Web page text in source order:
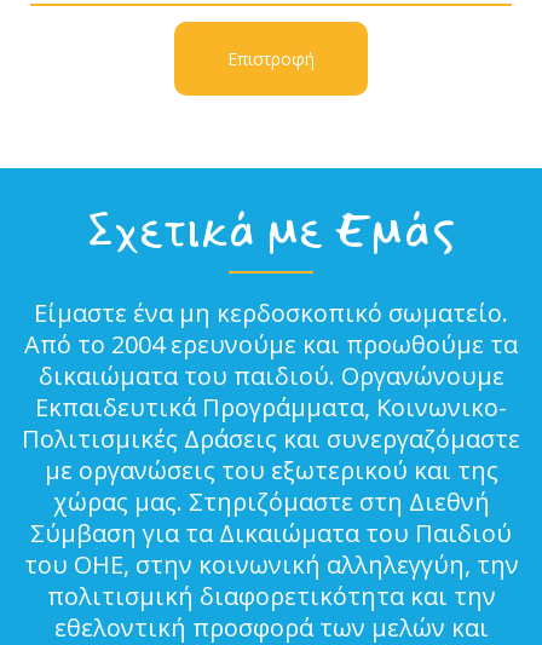
Επιστροφή
Σχετικά με Εμάς
Είμαστε ένα μη κερδοσκοπικό σωματείο.
Από το 2004 ερευνούμε και προωθούμε τα
δικαιώματα του παιδιού. Οργανώνουμε
Εκπαιδευτικά Προγράμματα, Κοινωνικο-
Πολιτισμικές Δράσεις και συνεργαζόμαστε
με οργανώσεις του εξωτερικού και της
χώρας μας. Στηριζόμαστε στη Διεθνή
Σύμβαση για τα Δικαιώματα του Παιδιού
του ΟΗΕ, στην κοινωνική αλληλεγγύη, την
πολιτισμική διαφορετικότητα και την
εθελοντική προσφορά των μελών και